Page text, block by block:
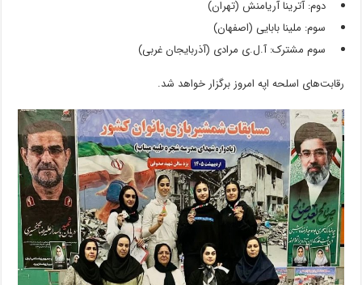
دوم: آترینا آریامنش (تهران)
سوم: ملینا بابایی (اصفهان)
سوم مشترک: آ.ل.ی مرادی (آذربایجان غربی)
رقابت‌های اسلحه اپه امروز برگزار خواهد شد.